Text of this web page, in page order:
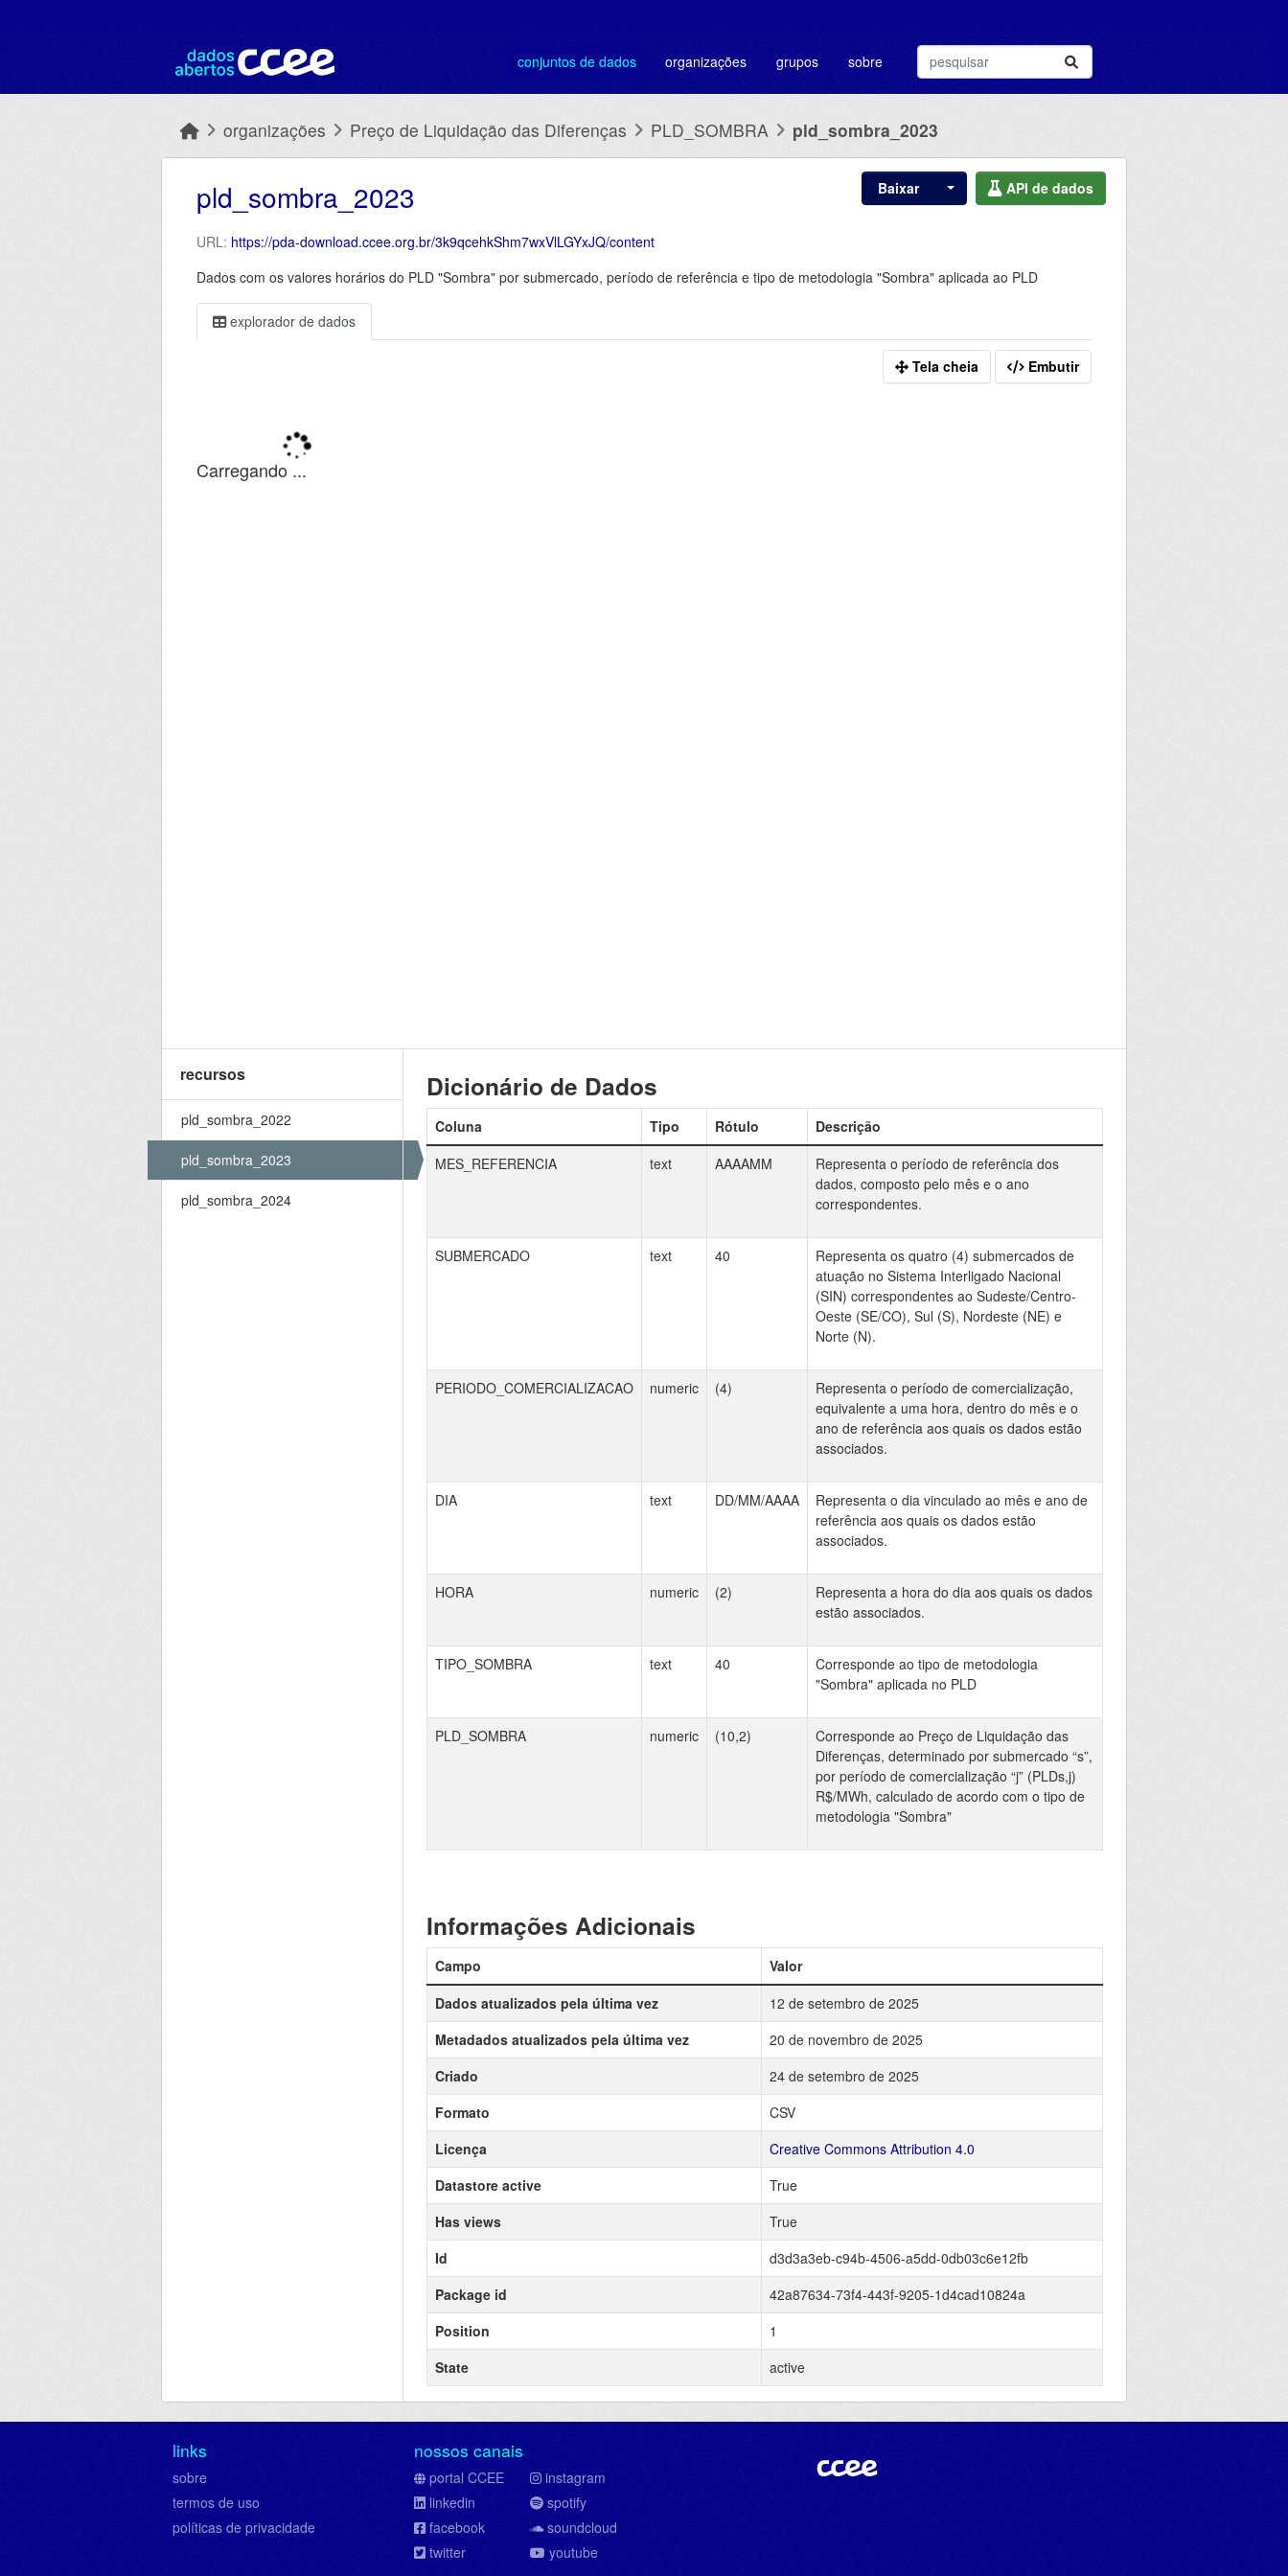
conjuntos de dados organizações grupos sobre
organizações Preço de Liquidação das Diferenças PLD_SOMBRA pld_sombra_2023
Baixar API de dados
pld_sombra_2023
URL: https://pda-download.ccee.org.br/3k9qcehkShm7wxVlLGYxJQ/content
Dados com os valores horários do PLD "Sombra" por submercado, período de referência e tipo de metodologia "Sombra" aplicada ao PLD
explorador de dados
Tela cheia Embutir
recursos
pld_sombra_2022
pld_sombra_2023
pld_sombra_2024
Dicionário de Dados
Coluna Tipo Rótulo
Descrição
MES_REFERENCIA
text AAAAMM
Representa o período de referência dos
dados, composto pelo mês e o ano
correspondentes.
SUBMERCADO text 40
Representa os quatro (4) submercados de
atuação no Sistema Interligado Nacional
(SIN) correspondentes ao Sudeste/Centro-
Oeste (SE/CO), Sul (S), Nordeste (NE) e
Norte (N).
PERIODO_COMERCIALIZACAO numeric (4)
Representa o período de comercialização,
equivalente a uma hora, dentro do mês e o
ano de referência aos quais os dados estão
associados.
DIA text DD/MM/AAAA
Representa o dia vinculado ao mês e ano de
referência aos quais os dados estão
associados.
HORA numeric (2)
Representa a hora do dia aos quais os dados
estão associados.
TIPO_SOMBRA text 40
Corresponde ao tipo de metodologia
"Sombra" aplicada no PLD
PLD_SOMBRA numeric (10,2)
Corresponde ao Preço de Liquidação das
Diferenças, determinado por submercado “s”,
por período de comercialização “j” (PLDs,j)
R$/MWh, calculado de acordo com o tipo de
metodologia "Sombra"
Informações Adicionais
Campo
Valor
Dados atualizados pela última vez
12 de setembro de 2025
Metadados atualizados pela última vez
20 de novembro de 2025
Criado
24 de setembro de 2025
Formato
CSV
Licença
Creative Commons Attribution 4.0
Datastore active
True
Has views
True
Id
d3d3a3eb-c94b-4506-a5dd-0db03c6e12fb
Package id
42a87634-73f4-443f-9205-1d4cad10824a
Position
1
State
active
links
sobre
termos de uso
políticas de privacidade
nossos canais
portal CCEE
linkedin
facebook
twitter
instagram
spotify
soundcloud
youtube